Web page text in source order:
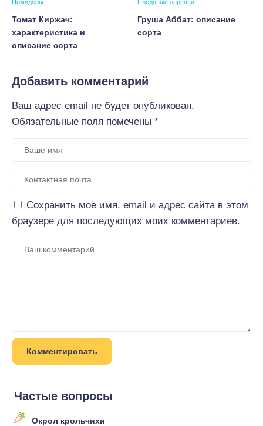
Помидоры
Томат Киржач:
характеристика и
описание сорта
Плодовые деревья
Груша Аббат: описание
сорта
Добавить комментарий
Ваш адрес email не будет опубликован.
Обязательные поля помечены *
Сохранить моё имя, email и адрес сайта в этом
браузере для последующих моих комментариев.
Частые вопросы
Окрол крольчихи